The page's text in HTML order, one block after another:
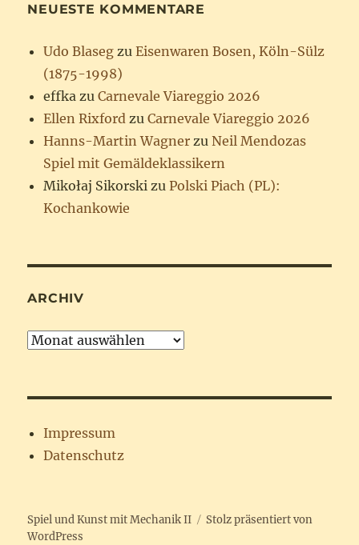
NEUESTE KOMMENTARE
Udo Blaseg zuEisenwaren Bosen, Köln-Sülz
(1875-1998)
effka zuCarnevale Viareggio 2026
Ellen Rixford zuCarnevale Viareggio 2026
Hanns-Martin Wagner zuNeil Mendozas
Spiel mit Gemäldeklassikern
Mikołaj Sikorski zuPolski Piach (PL):
Kochankowie
ARCHIV
Archiv
Impressum
Datenschutz
Spiel und Kunst mit Mechanik II
Stolz präsentiert von
WordPress